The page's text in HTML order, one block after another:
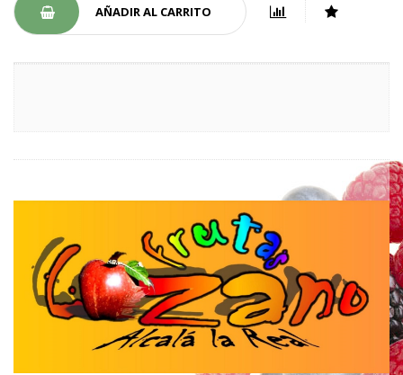
AÑADIR AL CARRITO